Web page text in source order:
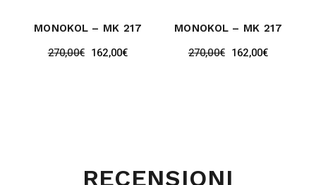
MONOKOL – MK 217
270,00€ 162,00€
MONOKOL – MK 217
270,00€ 162,00€
RECENSIONI